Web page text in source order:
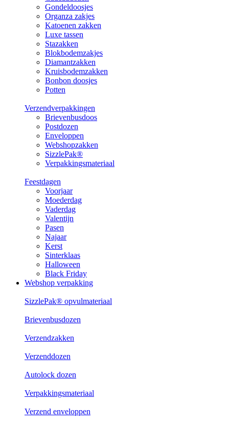
Gondeldoosjes
Organza zakjes
Katoenen zakken
Luxe tassen
Stazakken
Blokbodemzakjes
Diamantzakken
Kruisbodemzakken
Bonbon doosjes
Potten
Verzendverpakkingen
Brievenbusdoos
Postdozen
Enveloppen
Webshopzakken
SizzlePak®
Verpakkingsmateriaal
Feestdagen
Voorjaar
Moederdag
Vaderdag
Valentijn
Pasen
Najaar
Kerst
Sinterklaas
Halloween
Black Friday
Webshop verpakking
SizzlePak® opvulmateriaal
Brievenbusdozen
Verzendzakken
Verzenddozen
Autolock dozen
Verpakkingsmateriaal
Verzend enveloppen